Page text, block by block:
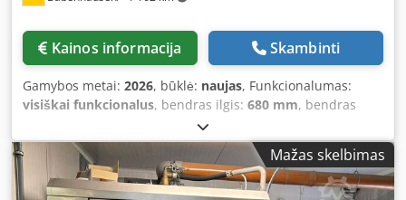
Kainos informacija Skambinti
Gamybos metai: 2026, būklė: naujas, Funkcionalumas:
visiškai funkcionalus, bendras ilgis: 680 mm, bendras
, bendras aukštis:
400 V, įėjimo dažnis:50 Hz, Sertifikuota DGUV iki:08/2027,
įvesties srovės tipas:
trifazis, garantijos trukmė: 12
mėnesiai, mašinos/transporto priemonės numeris:2026,
Mažas skelbimas